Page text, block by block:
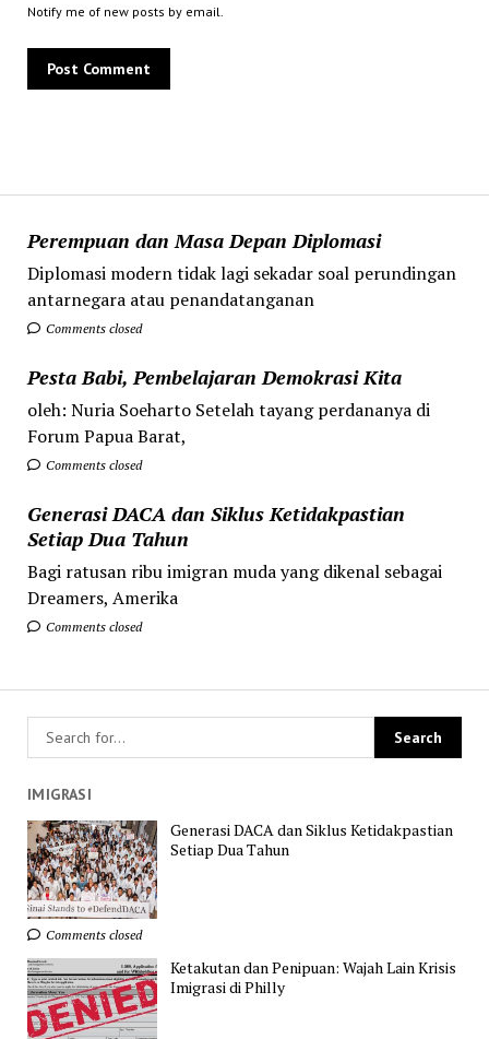
Perempuan dan Masa Depan Diplomasi
Diplomasi modern tidak lagi sekadar soal perundingan
antarnegara atau penandatanganan
Comments closed
Pesta Babi, Pembelajaran Demokrasi Kita
oleh: Nuria Soeharto Setelah tayang perdananya di
Forum Papua Barat,
Comments closed
Generasi DACA dan Siklus Ketidakpastian
Setiap Dua Tahun
Bagi ratusan ribu imigran muda yang dikenal sebagai
Dreamers, Amerika
Comments closed
Notify me of new posts by email.
IMIGRASI
Generasi DACA dan Siklus Ketidakpastian
Setiap Dua Tahun
Comments closed
Ketakutan dan Penipuan: Wajah Lain Krisis
Imigrasi di Philly